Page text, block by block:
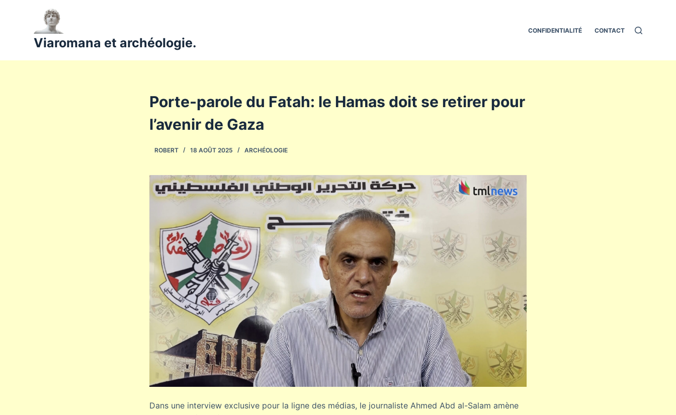
Viaromana et archéologie.
CONFIDENTIALITÉ CONTACT
Porte-parole du Fatah: le Hamas doit se retirer pour
l’avenir de Gaza
ROBERT 18 AOÛT 2025 ARCHÉOLOGIE
Dans une interview exclusive pour la ligne des médias, le journaliste Ahmed Abd al-Salam amène